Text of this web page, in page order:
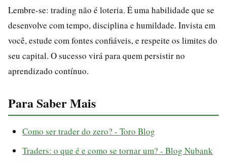
Lembre-se: trading não é loteria. É uma habilidade que se
desenvolve com tempo, disciplina e humildade. Invista em
você, estude com fontes confiáveis, e respeite os limites do
seu capital. O sucesso virá para quem persistir no
aprendizado contínuo.
Para Saber Mais
Como ser trader do zero? - Toro Blog
Traders: o que é e como se tornar um? - Blog Nubank